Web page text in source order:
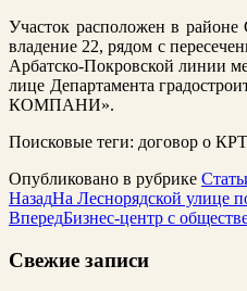
Участок расположен в
владение 22, рядом с
Арбатско-Покровской линии
лице Департамента
КОМПАНИ».
Поисковые теги: договор о КРТ
Опубликовано в рубрике
НазадНа Леснорядской улице
ВпередБизнес-центр с
Свежие записи